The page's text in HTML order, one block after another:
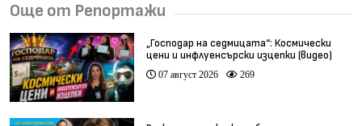
Още от Репортажи
„Господар на седмицата“: Космически
цени и инфлуенсърски изцепки (видео)
07 август 2026 269